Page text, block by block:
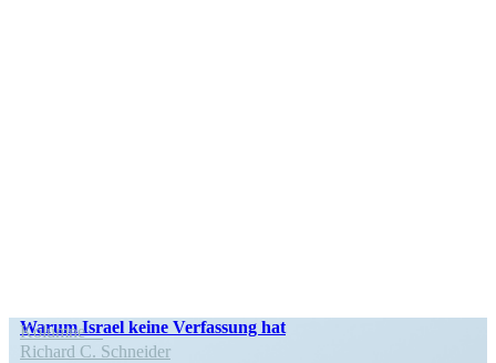
Warum Israel keine Verfassung hat
Kolumne
Richard C. Schneider